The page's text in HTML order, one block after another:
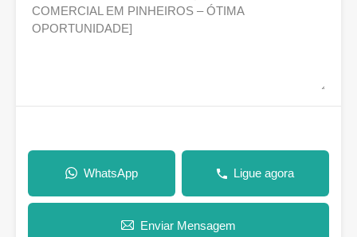
WhatsApp Ligue agora
Enviar Mensagem